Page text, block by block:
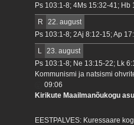
Ps 103:1-8; 4Ms 15:32-41; Hb
R
22. august
Ps 103:1-8; 2Aj 8:12-15; Ap
L 23. august
Ps 103:1-8; Ne 13:15-22; Lk
Kommunismi ja natsismi
09:06
Kirikute Maailmanõukogu
EESTPALVES: Kuressaare